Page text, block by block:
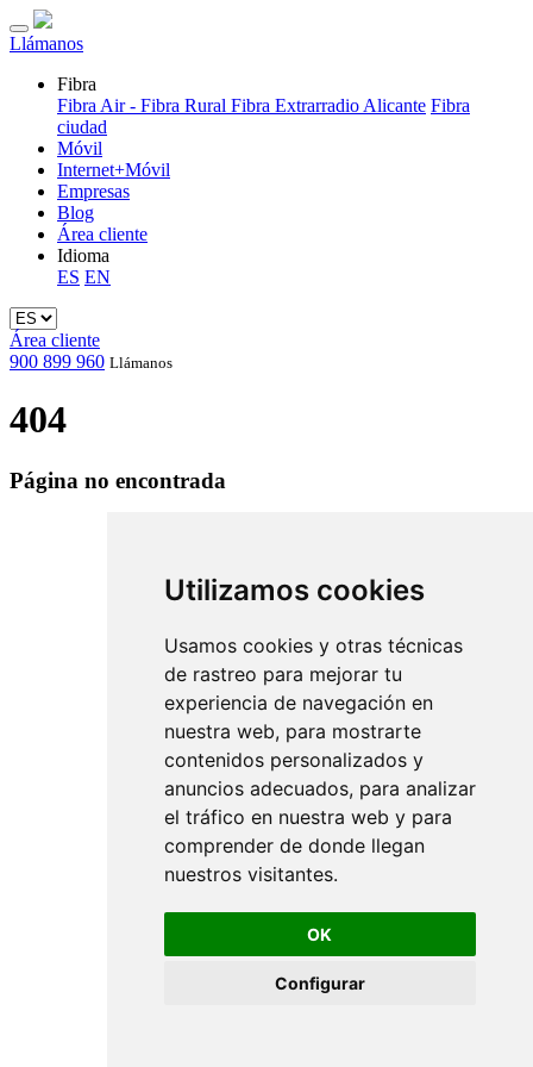
Utilizamos cookies
Usamos cookies y otras técnicas
de rastreo para mejorar tu
experiencia de navegación en
nuestra web, para mostrarte
contenidos personalizados y
anuncios adecuados, para analizar
el tráfico en nuestra web y para
comprender de donde llegan
nuestros visitantes.
OK
Configurar
Llámanos
Fibra
Fibra Air - Fibra Rural Fibra Extrarradio Alicante Fibra
ciudad
Móvil
Internet+Móvil
Empresas
Blog
Área cliente
Idioma
ES EN
Área cliente
900 899 960 Llámanos
404
Página no encontrada